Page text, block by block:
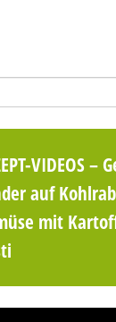
VIDEOS–
auf
mit